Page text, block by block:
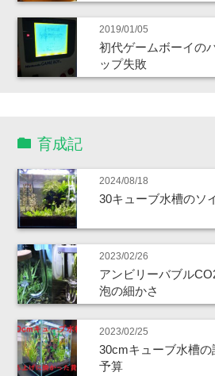
2019/01/05
初代ゲームボーイの
ップ失敗
育成記
2024/08/18
30キューブ水槽のソ
2023/02/26
アンビリーバブル
泡の細かさ
2023/02/25
30cmキューブ水槽
予算